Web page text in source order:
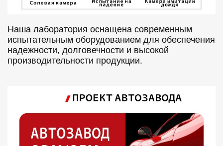
Наша лаборатория оснащена современным
испытательным оборудованием для обеспечения
надежности, долговечности и высокой
производительности продукции.